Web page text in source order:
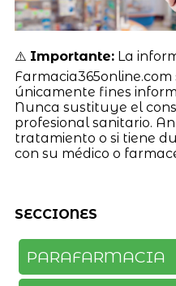
⚠️ Importante:La
únicamente fines
Nunca sustituye el
profesional sanitario.
tratamiento o si tiene
con su médico o
SECCIONES
PARAFARMACIA